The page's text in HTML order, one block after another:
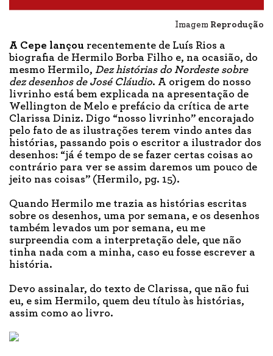
Imagem Reprodução
A Cepe lançou recentemente de Luís Rios a
biografia de Hermilo Borba Filho e, na ocasião, do
mesmo Hermilo, Dez histórias do Nordeste sobre
dez desenhos de José Cláudio. A origem do nosso
livrinho está bem explicada na apresentação de
Wellington de Melo e prefácio da crítica de arte
Clarissa Diniz. Digo “nosso livrinho” encorajado
pelo fato de as ilustrações terem vindo antes das
histórias, passando pois o escritor a ilustrador dos
desenhos: “já é tempo de se fazer certas coisas ao
contrário para ver se assim daremos um pouco de
jeito nas coisas” (Hermilo, pg. 15).
Quando Hermilo me trazia as histórias escritas
sobre os desenhos, uma por semana, e os desenhos
também levados um por semana, eu me
surpreendia com a interpretação dele, que não
tinha nada com a minha, caso eu fosse escrever a
história.
Devo assinalar, do texto de Clarissa, que não fui
eu, e sim Hermilo, quem deu título às histórias,
assim como ao livro.